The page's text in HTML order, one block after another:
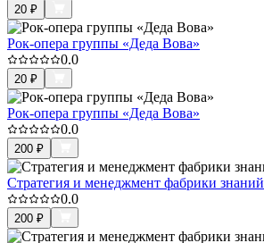
20 ₽
Рок-опера группы «Деда Вова»
0.0
20 ₽
Рок-опера группы «Деда Вова»
0.0
200 ₽
Стратегия и менеджмент фабрики знаний
0.0
200 ₽